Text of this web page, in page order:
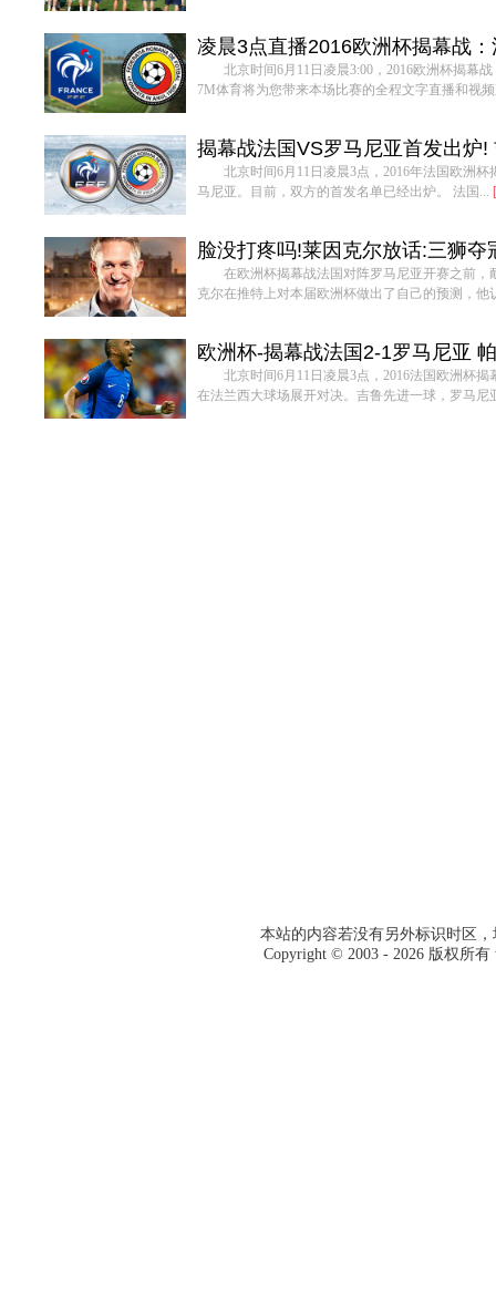
凌晨3点直播2016欧洲杯揭幕战
北京时间6月11日凌晨3:00，2016欧洲杯揭幕
7M体育将为您带来本场比赛的全程文字直播和视
揭幕战法国VS罗马尼亚首发出炉
北京时间6月11日凌晨3点，2016年法国欧洲
马尼亚。目前，双方的首发名单已经出炉。 法国...
脸没打疼吗!莱因克尔放话:三狮夺
在欧洲杯揭幕战法国对阵罗马尼亚开赛之前
克尔在推特上对本届欧洲杯做出了自己的预测，他
欧洲杯-揭幕战法国2-1罗马尼亚
北京时间6月11日凌晨3点，2016法国欧洲杯
在法兰西大球场展开对决。吉鲁先进一球，罗马尼
本站的内容若没有另外标识时区
Copyright © 2003 -2026 版权所有